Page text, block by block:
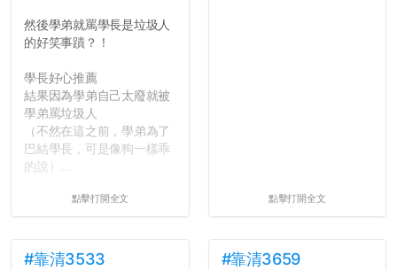
然後學弟就罵學長是垃圾人
的好笑事蹟？！
學長好心推薦
結果因為學弟自己太廢就被
學弟罵垃圾人
（不然在這之前，學弟為了
巴結學長，可是像狗一樣乖
的說）...
點擊打開全文 點擊打開全文
#靠清3533 #靠清3659